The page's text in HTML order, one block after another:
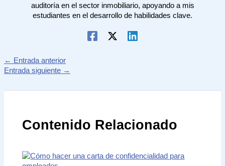
auditoría en el sector inmobiliario, apoyando a mis
estudiantes en el desarrollo de habilidades clave.
← Entrada anterior
Entrada siguiente →
Contenido Relacionado